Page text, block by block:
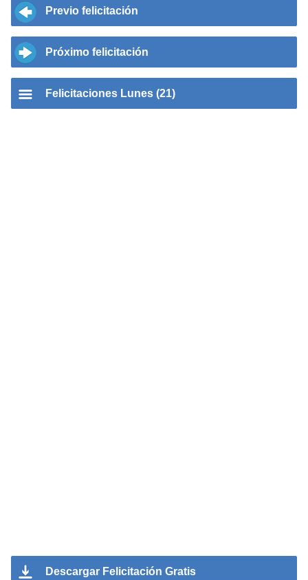
Previo felicitación
Próximo felicitación
Felicitaciones Lunes (21)
Descargar Felicitación Gratis